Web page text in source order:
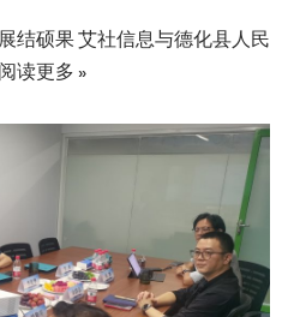
结硕果 艾社信息与德化县人民
阅读更多 »